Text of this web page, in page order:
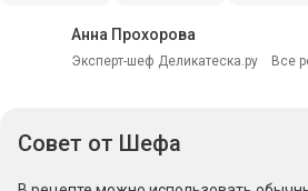
Анна Прохорова
Эксперт-шеф Деликатеска.ру Все
Совет от Шефа